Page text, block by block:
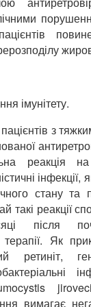
імунітету.
з
реакція
стану та
такі реакції
після
терапії. Як
ретиніт,
вимагає